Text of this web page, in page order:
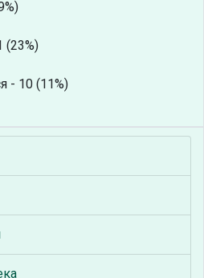
(23%)
- 10 (11%)